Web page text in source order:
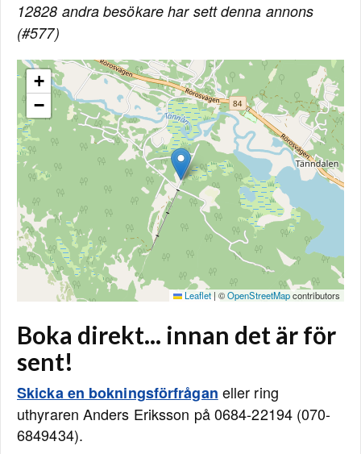
12828 andra besökare har sett denna annons
(#577)
+
−
Leaflet | ©OpenStreetMapcontributors
Boka direkt... innan det är för
sent!
Skicka en bokningsförfrågan eller ring
uthyraren Anders Eriksson på 0684-22194 (070-
6849434).